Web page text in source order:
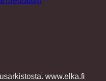
www.elka.fi